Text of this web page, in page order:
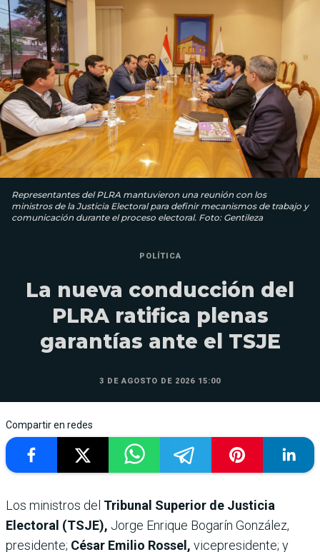
Representantes del PLRA mantuvieron una reunión con los
ministros de la Justicia Electoral para definir mecanismos de trabajo y
comunicación durante el proceso electoral. Foto: Gentileza
POLÍTICA
La nueva conducción del
PLRA ratifica plenas
garantías ante el TSJE
3 DE AGOSTO DE 2026 15:00
Compartir en redes
Los ministros del Tribunal Superior de Justicia
Electoral (TSJE), Jorge Enrique Bogarín González,
presidente; César Emilio Rossel, vicepresidente; y